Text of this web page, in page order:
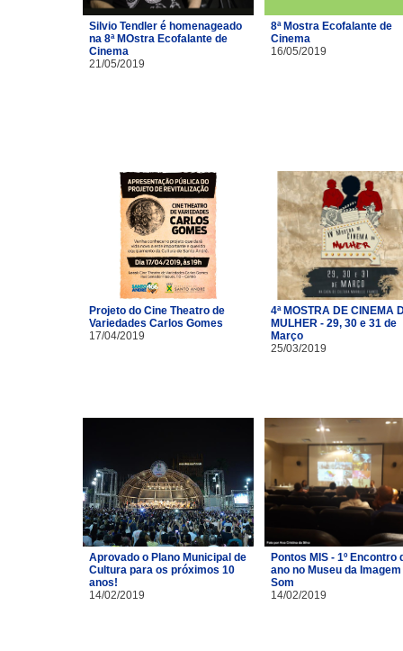
Silvio Tendler é homenageado
na 8ª MOstra Ecofalante de
Cinema
21/05/2019
8ª Mostra Ecofalante de
Cinema
16/05/2019
Projeto do Cine Theatro de
Variedades Carlos Gomes
17/04/2019
4ª MOSTRA DE CINEMA
MULHER - 29, 30 e 31 de
Março
25/03/2019
Aprovado o Plano Municipal de
Cultura para os próximos 10
anos!
14/02/2019
Pontos MIS - 1º Encontro
ano no Museu da Imagem
Som
14/02/2019